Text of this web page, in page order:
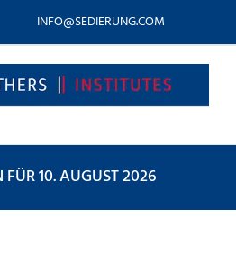
INFO@SEDIERUNG.COM
10. AUGUST 2026